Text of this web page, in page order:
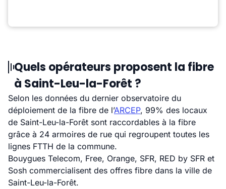
Quels opérateurs proposent la fibre
à Saint-Leu-la-Forêt ?
Selon les données du dernier observatoire du
déploiement de la fibre de l’ARCEP, 99% des locaux
de Saint-Leu-la-Forêt sont raccordables à la fibre
grâce à 24 armoires de rue qui regroupent toutes les
lignes FTTH de la commune.
Bouygues Telecom, Free, Orange, SFR, RED by SFR et
Sosh commercialisent des offres fibre dans la ville de
Saint-Leu-la-Forêt.